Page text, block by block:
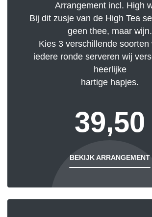
Arrangement incl. High
Bij dit zusje van de High Tea
geen thee, maar wijn.
Kies 3 verschillende soorten
iedere ronde serveren wij
heerlijke
hartige hapjes.
39,50
BEKIJK ARRANGEMENT